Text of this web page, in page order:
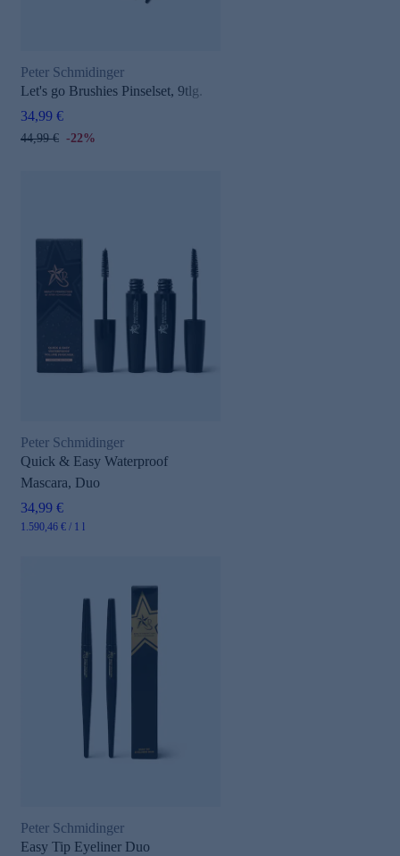
Peter Schmidinger
Let's go Brushies Pinselset, 9tlg.
34,99 €
44,99 € -22%
Peter Schmidinger
Quick & Easy Waterproof
Mascara, Duo
34,99 €
1.590,46 € / 1 l
Peter Schmidinger
Easy Tip Eyeliner Duo